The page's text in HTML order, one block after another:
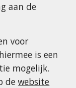
aan de
voor
is een
mogelijk.
dewebsite